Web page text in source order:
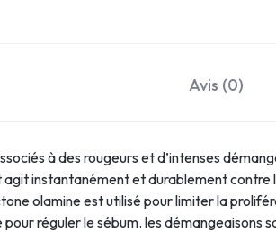
Avis (0)
à des rougeurs et d’intenses
instantanément et durablement contre
olamine est utilisé pour limiter la
réguler le sébum. les démangeaisons